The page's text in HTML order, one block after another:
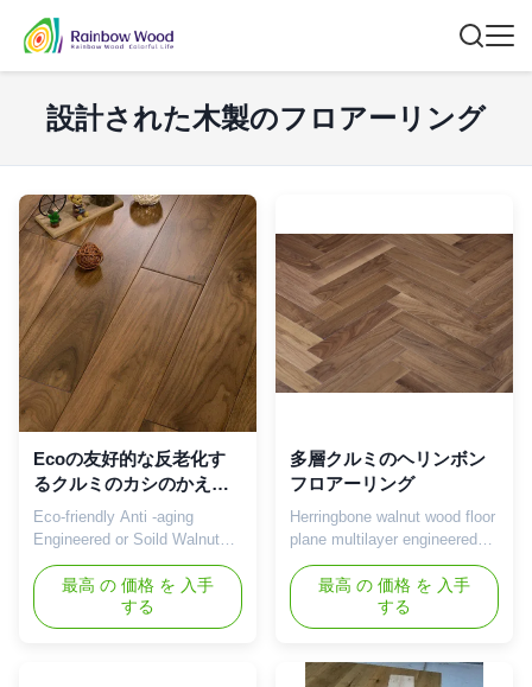
設計された木製のフロアーリング
Ecoの友好的な反老化す
るクルミのカシのかえで
によって設計された木製
のフロアーリングはカス
Eco-friendly Anti -aging
Engineered or Soild Walnut
Oak Maple Teak hardwood
flooring wood flooring
Customized Product
Introduction Main features and
最高 の 価格 を 入手
する
多層クルミのヘリンボン
フロアーリング
Herringbone walnut wood floor
plane multilayer engineered
wood flooring Product
Introduction Walnut wood
flooring is a type of flooring
made from high-quality walnut
natural warm tone and unique
最高 の 価格 を 入手
する